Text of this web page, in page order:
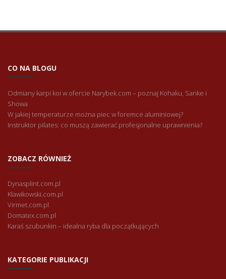
CO NA BLOGU
Odmiany karpi koi w ofercie Narybek.com – poznaj Kohaku, Sanke i
Showa
W jakiej temperaturze można piec w foremce aluminiowej?
Instruktor pilates: co muszą zawierać profesjonalne uprawnienia?
ZOBACZ RÓWNIEŻ
Dynasplint.com.pl
Klawikowski.com.pl
Virmet.com.pl
Domatex.com.pl
Karaś szubunkin – idealna ryba dla początkujących
KATEGORIE PUBLIKACJI